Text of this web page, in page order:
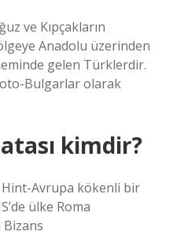
ve Kıpçakların
Anadolu üzerinden
gelen Türklerdir.
Bulgarlar olarak
kimdir?
Hint-Avrupa kökenli bir
ülke Roma